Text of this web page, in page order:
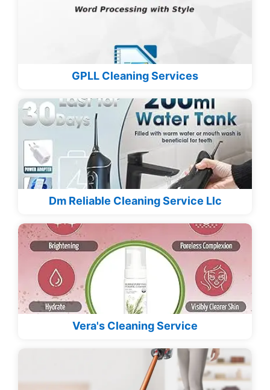
GPLL Cleaning Services
Dm Reliable Cleaning Service Llc
Vera's Cleaning Service